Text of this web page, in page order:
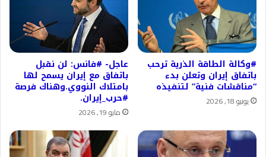
#وكالة الطاقة الذرية ترحب
باتفاق إيران وتعلن بدء
“مناقشات فنية” لتنفيذه
يونيو 18, 2026
عاجل- #فانس: لن نقبل
باتفاق مع إيران يسمح لها
بامتلاك النووي.وهناك فرصة
#حرب_إيران.
مايو 19, 2026